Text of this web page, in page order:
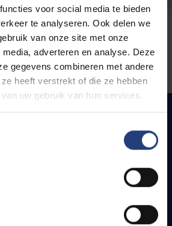
voor social media te bieden
te analyseren. Ook delen we
van onze site met onze
adverteren en analyse. Deze
gegevens combineren met andere
heeft verstrekt of die ze hebben
uw gebruik van hun services.
the VUB campuses